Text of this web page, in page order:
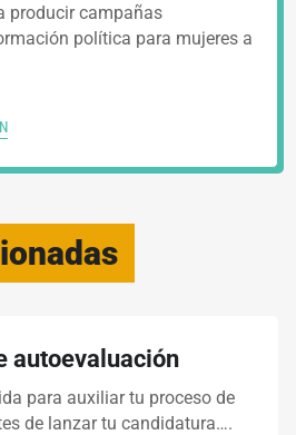
producir campañas
política para mujeres a
autoevaluación
para auxiliar tu proceso de
de lanzar tu candidatura….